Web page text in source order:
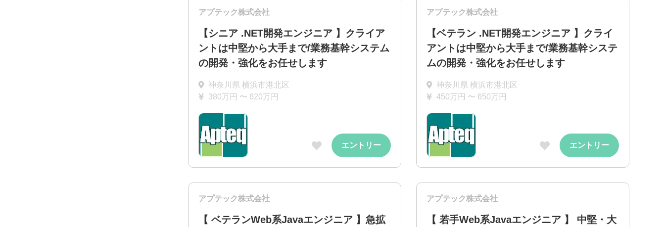
アプテック株式会社
【シニア .NET開発エンジニア 】クライア
ントは中堅から大手まで/業務基幹システム
の開発・強化をお任せします
神奈川県 横浜市港北区
380万円 〜 620万円
エントリー
アプテック株式会社
【ベテラン .NET開発エンジニア 】クライ
アントは中堅から大手まで/業務基幹システ
ムの開発・強化をお任せします
神奈川県 横浜市港北区
450万円 〜 650万円
エントリー
アプテック株式会社
【 ベテランWeb系Javaエンジニア 】急拡
アプテック株式会社
【 若手Web系Javaエンジニア 】 中堅・大